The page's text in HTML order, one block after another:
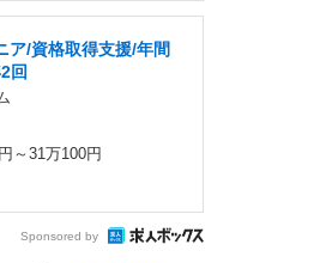
ア/資格取得支援/年間
回
～31万100円
Sponsored by